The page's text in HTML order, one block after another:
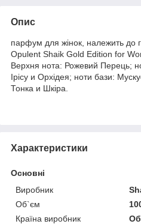
Опис
парфум для жінок, належить до
Opulent Shaik Gold Edition for
Верхня нота: Рожевий Перець;
Ірісу и Орхідея; ноти бази:
Тонка и Шкіра.
Характеристики
Основні
Виробник
Об`єм
Країна виробник